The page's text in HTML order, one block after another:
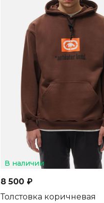
В наличии
8 500 ₽
Толстовка коричневая